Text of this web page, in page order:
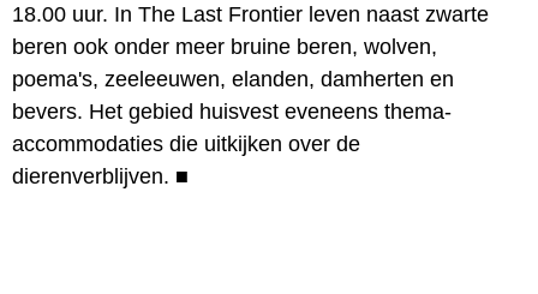
18.00 uur. In The Last Frontier leven naast zwarte
beren ook onder meer bruine beren, wolven,
poema's, zeeleeuwen, elanden, damherten en
bevers. Het gebied huisvest eveneens thema-
accommodaties die uitkijken over de
dierenverblijven. ■